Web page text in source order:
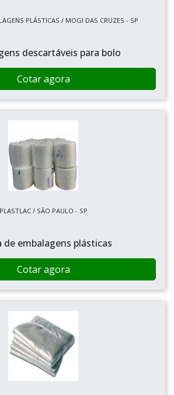
PLÁSTICAS / MOGI DAS CRUZES - SP
descartáveis para bolo
Cotar agora
PLASTLAC / SÃO PAULO - SP
de embalagens plásticas
Cotar agora